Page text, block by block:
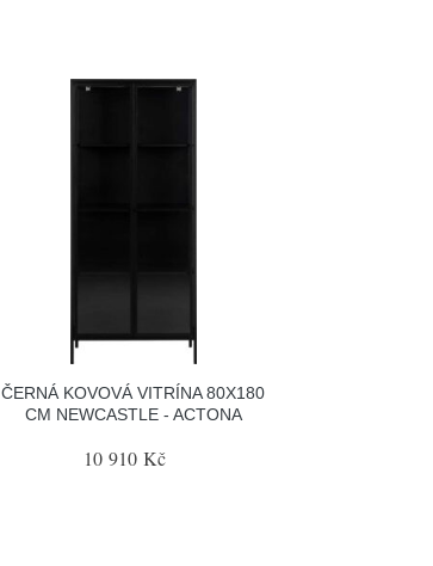
ČERNÁ KOVOVÁ VITRÍNA 80X180
CM NEWCASTLE - ACTONA
10 910 Kč